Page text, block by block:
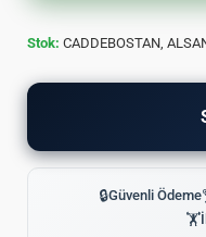
Stok: CADDEBOSTAN,
🔒Güvenli Ödeme
🏋